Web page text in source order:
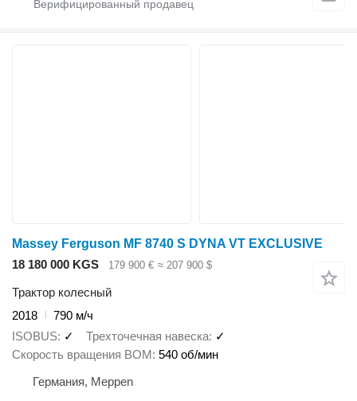
Massey Ferguson MF 8740 S DYNA VT EXCLUSIVE
18 180 000 KGS
179 900 € ≈ 207 900 $
Трактор колесный
2018
790 м/ч
ISOBUS ✓ Трехточечная навеска ✓
Скорость вращения ВОМ
540 об/мин
Германия, Meppen